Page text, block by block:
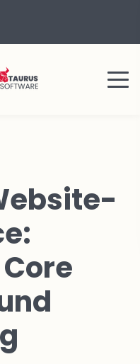
Menü